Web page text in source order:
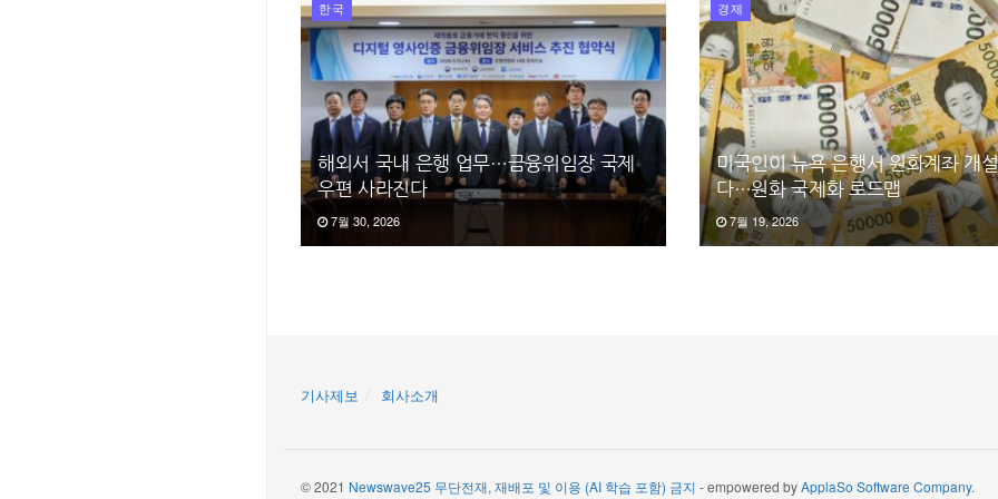
한국
해외서 국내 은행 업무…금융위임장 국제
우편 사라진다
7월 30, 2026
경제
미국인이 뉴욕 은행서 원화계좌 개
다…원화 국제화 로드맵
7월 19, 2026
기사제보 회사소개
© 2021 Newswave25 무단전재, 재배포 및 이용 (AI 학습 포함) 금지 - empowered byApplaSo Software Company.